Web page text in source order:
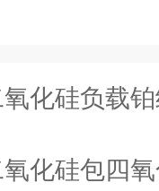
化硅负载
化硅包四氧